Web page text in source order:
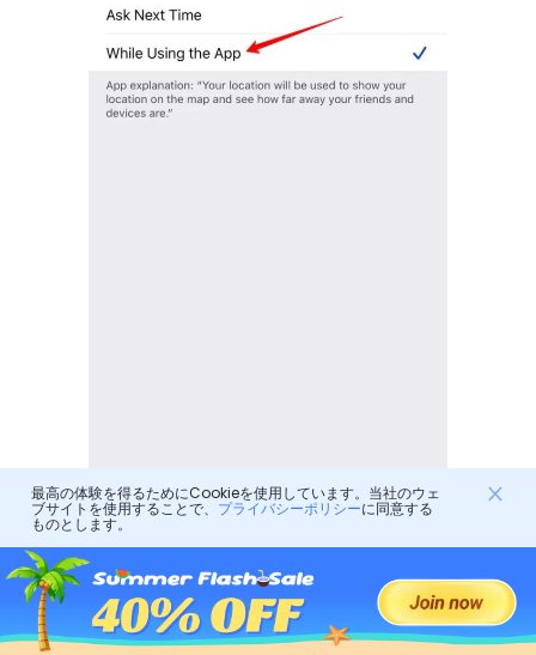
注記: 場合によっては、単純な再起動で iPhone な
どのデバイスの一時的な問題が解決されることが
あります。 iPhone を再起動するだけで、問題が解
最高の体験を得るためにCookieを使用しています。当社のウェ
ブサイトを使用することで、 プライバシーポリシーに同意する
ものとします。